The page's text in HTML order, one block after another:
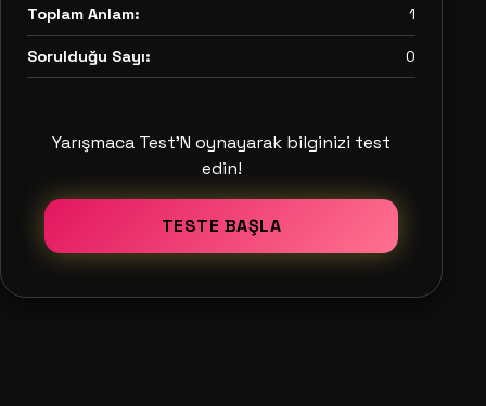
Toplam Anlam: 1
Sorulduğu Sayı: 0
Yarışmaca Test'N oynayarak bilginizi test
edin!
TESTE BAŞLA